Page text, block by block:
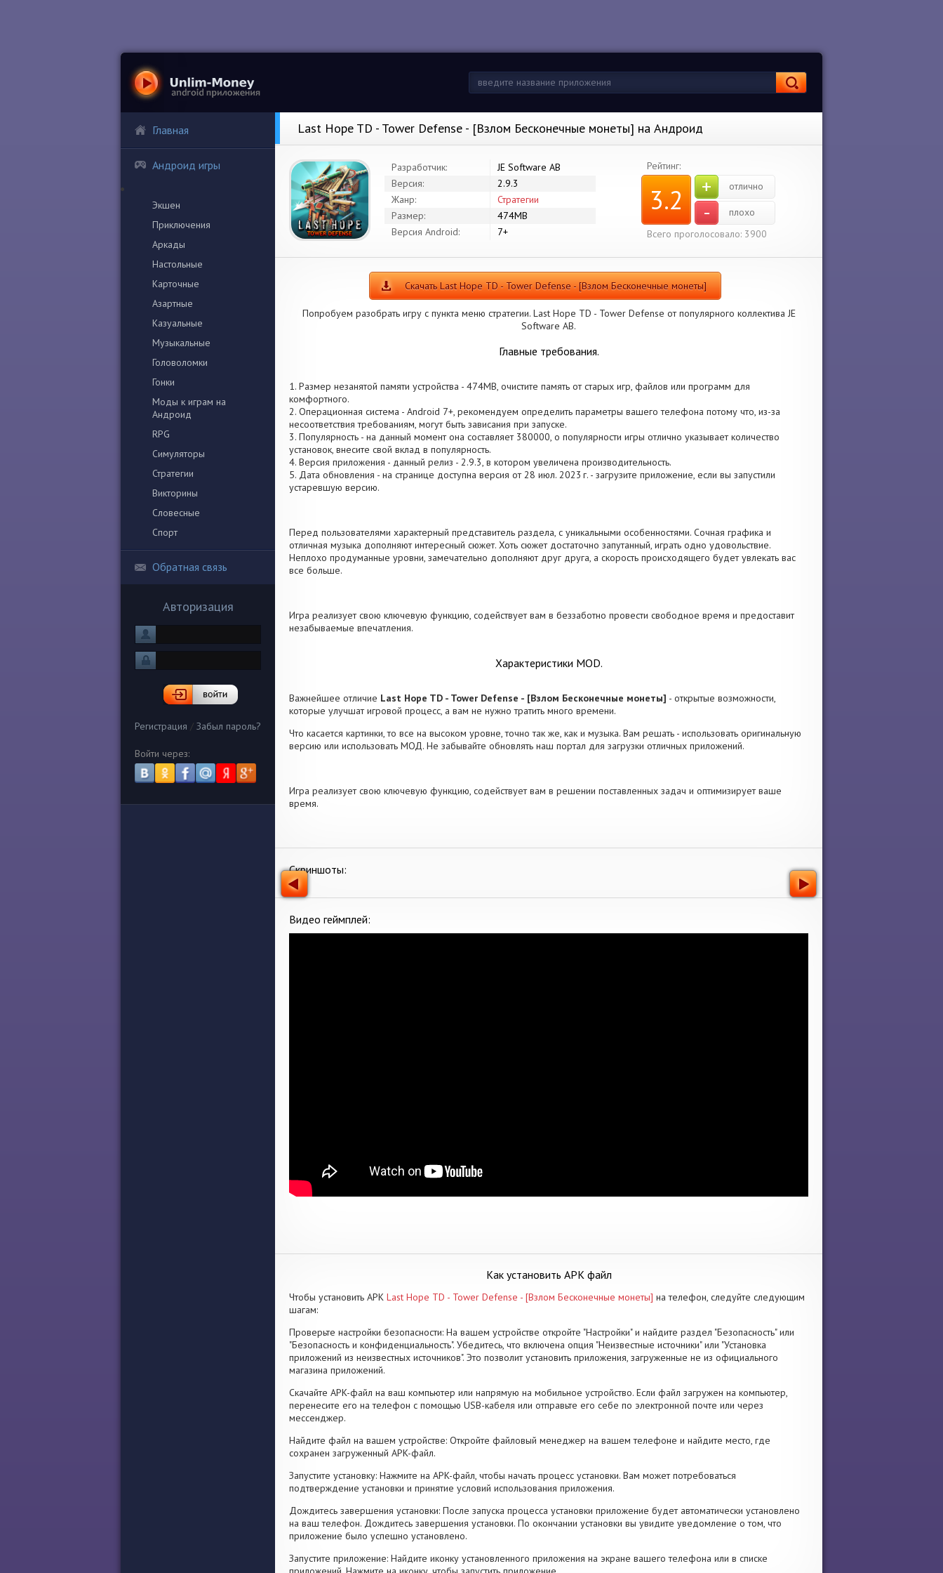
Главная
Андроид игры
Экшен
Приключения
Аркады
Настольные
Карточные
Азартные
Казуальные
Музыкальные
Головоломки
Гонки
Моды к играм на
Андроид
RPG
Симуляторы
Стратегии
Викторины
Словесные
Спорт
Обратная связь
Авторизация
Регистрация / Забыл пароль?
Войти через:
Last Hope TD - Tower Defense - [Взлом Бесконечные монеты] на Андроид
Разработчик:
JE Software AB
Версия:
2.9.3
Жанр:
Стратегии
Размер:
474MB
Версия Android:
7+
Рейтинг:
3.2 + отлично
-
плохо
Всего проголосовало: 3900
Скачать Last Hope TD - Tower Defense - [Взлом Бесконечные монеты]
Попробуем разобрать игру с пункта меню стратегии. Last Hope TD - Tower Defense от популярного коллектива JE
Software AB.
Главные требования.
1. Размер незанятой памяти устройства - 474MB, очистите память от старых игр, файлов или программ для
комфортного.
2. Операционная система - Android 7+, рекомендуем определить параметры вашего телефона потому что, из-за
несоответствия требованиям, могут быть зависания при запуске.
3. Популярность - на данный момент она составляет 380000, о популярности игры отлично указывает количество
установок, внесите свой вклад в популярность.
4. Версия приложения - данный релиз - 2.9.3, в котором увеличена производительность.
5. Дата обновления - на странице доступна версия от 28 июл. 2023 г. - загрузите приложение, если вы запустили
устаревшую версию.
Перед пользователями характерный представитель раздела, с уникальными особенностями. Сочная графика и
отличная музыка дополняют интересный сюжет. Хоть сюжет достаточно запутанный, играть одно удовольствие.
Неплохо продуманные уровни, замечательно дополняют друг друга, а скорость происходящего будет увлекать вас
все больше.
Игра реализует свою ключевую функцию, содействует вам в беззаботно провести свободное время и предоставит
незабываемые впечатления.
Характеристики MOD.
Важнейшее отличие Last Hope TD - Tower Defense - [Взлом Бесконечные монеты] - открытые возможности,
которые улучшат игровой процесс, а вам не нужно тратить много времени.
Что касается картинки, то все на высоком уровне, точно так же, как и музыка. Вам решать - использовать оригинальную
версию или использовать МОД. Не забывайте обновлять наш портал для загрузки отличных приложений.
Игра реализует свою ключевую функцию, содействует вам в решении поставленных задач и оптимизирует ваше
время.
Скриншоты:
Видео геймплей:
Как установить APK файл
Чтобы установить APK Last Hope TD - Tower Defense - [Взлом Бесконечные монеты] на телефон, следуйте следующим
шагам:
Проверьте настройки безопасности: На вашем устройстве откройте "Настройки" и найдите раздел "Безопасность" или
"Безопасность и конфиденциальность". Убедитесь, что включена опция "Неизвестные источники" или "Установка
приложений из неизвестных источников". Это позволит установить приложения, загруженные не из официального
магазина приложений.
Скачайте APK-файл на ваш компьютер или напрямую на мобильное устройство. Если файл загружен на компьютер,
перенесите его на телефон с помощью USB-кабеля или отправьте его себе по электронной почте или через
мессенджер.
Найдите файл на вашем устройстве: Откройте файловый менеджер на вашем телефоне и найдите место, где
сохранен загруженный APK-файл.
Запустите установку: Нажмите на APK-файл, чтобы начать процесс установки. Вам может потребоваться
подтверждение установки и принятие условий использования приложения.
Дождитесь завершения установки: После запуска процесса установки приложение будет автоматически установлено
на ваш телефон. Дождитесь завершения установки. По окончании установки вы увидите уведомление о том, что
приложение было успешно установлено.
Запустите приложение: Найдите иконку установленного приложения на экране вашего телефона или в списке